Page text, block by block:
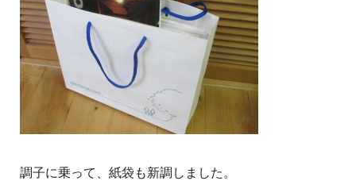
調子に乗って、紙袋も新調しました。